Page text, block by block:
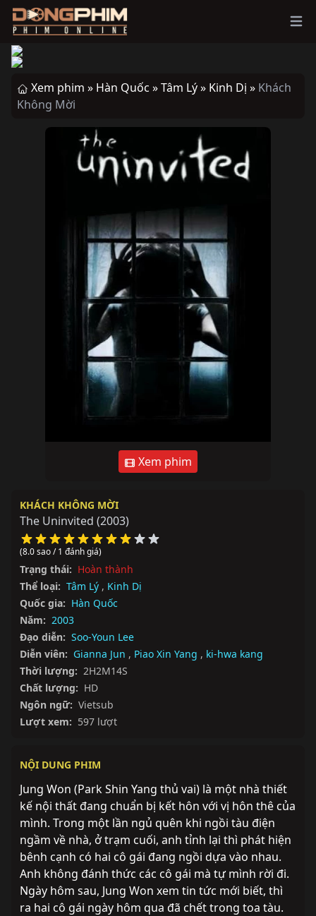
Xem phim » Hàn Quốc »Tâm Lý » Kinh Dị » Khách
Không Mời
Xem phim
KHÁCH KHÔNG MỜI
The Uninvited (2003)
(8.0 sao / 1 đánh giá)
Trạng thái: Hoàn thành
Thể loại: Tâm Lý , Kinh Dị
Quốc gia: Hàn Quốc
Năm: 2003
Đạo diễn: Soo-Youn Lee
Diễn viên: Gianna Jun , Piao Xin Yang , ki-hwa kang
Thời lượng: 2H2M14S
Chất lượng: HD
Ngôn ngữ: Vietsub
Lượt xem: 597 lượt
NỘI DUNG PHIM
Jung Won (Park Shin Yang thủ vai) là một nhà thiết
kế nội thất đang chuẩn bị kết hôn với vị hôn thê của
mình. Trong một lần ngủ quên khi ngồi tàu điện
ngầm về nhà, ở trạm cuối, anh tỉnh lại thì phát hiện
bênh cạnh có hai cô gái đang ngồi dựa vào nhau.
Anh không đánh thức các cô gái mà tự mình rời đi.
Ngày hôm sau, Jung Won xem tin tức mới biết, thì
ra hai cô gái ngày hôm qua đã chết trong toa tàu.